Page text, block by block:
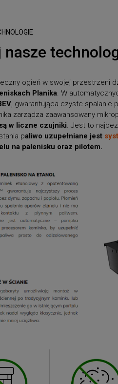
nasze
ogień w swojej przestrzeni
Planika. W
, gwarantująca czyste spalanie
zarządza zaawansowany
w liczne czujniki. Jest to
paliwo uzupełniane jest
na palenisku oraz pilotem.